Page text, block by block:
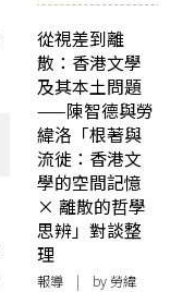
從視差到離
散：香港文學
及其本土問題
——陳智德與勞
緯洛「根著與
流徙：香港文
學的空間記憶
× 離散的哲學
思辨」對談整
理
報導 | by 勞緯